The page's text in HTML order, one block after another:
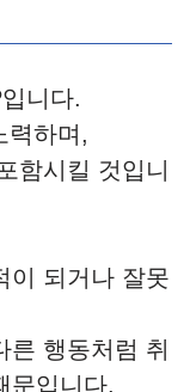
니다.
력하며,
함시킬 것입니
이 되거나 잘못
른 행동처럼 취
문입니다.